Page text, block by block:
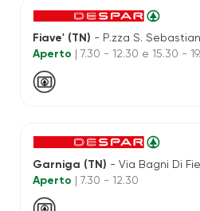
Fiave' (TN) - P.zza S.
Aperto
| 7.30 - 12.30 e 15.30 -
Garniga (TN) - Via Bagni Di
Aperto
| 7.30 - 12.30